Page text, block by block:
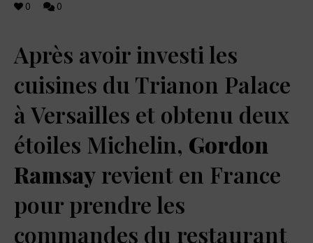
0 0
Après avoir investi les
cuisines du Trianon Palace
à Versailles et obtenu deux
étoiles Michelin, Gordon
Ramsay revient en France
pour prendre les
commandes du restaurant